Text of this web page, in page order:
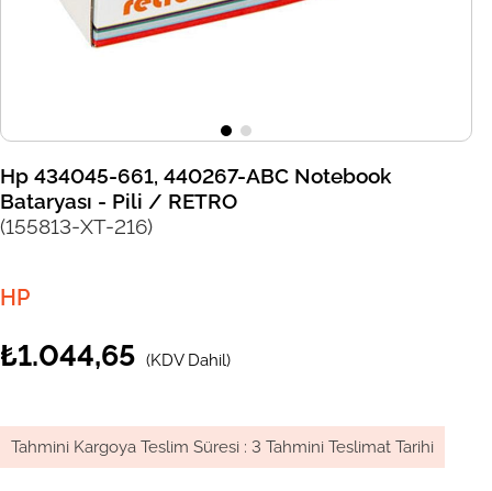
Hp 434045-661, 440267-ABC Notebook
Bataryası - Pili / RETRO
(155813-XT-216)
HP
₺1.044,65 (KDV Dahil)
Tahmini Kargoya Teslim Süresi : 3 Tahmini Teslimat Tarihi